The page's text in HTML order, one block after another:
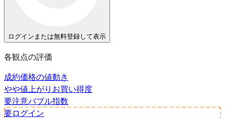
ログインまたは無料登録して表示
各観点の評価
成約価格の値動き
やや値上がり お買い得度
要注意バブル指数
要ログイン